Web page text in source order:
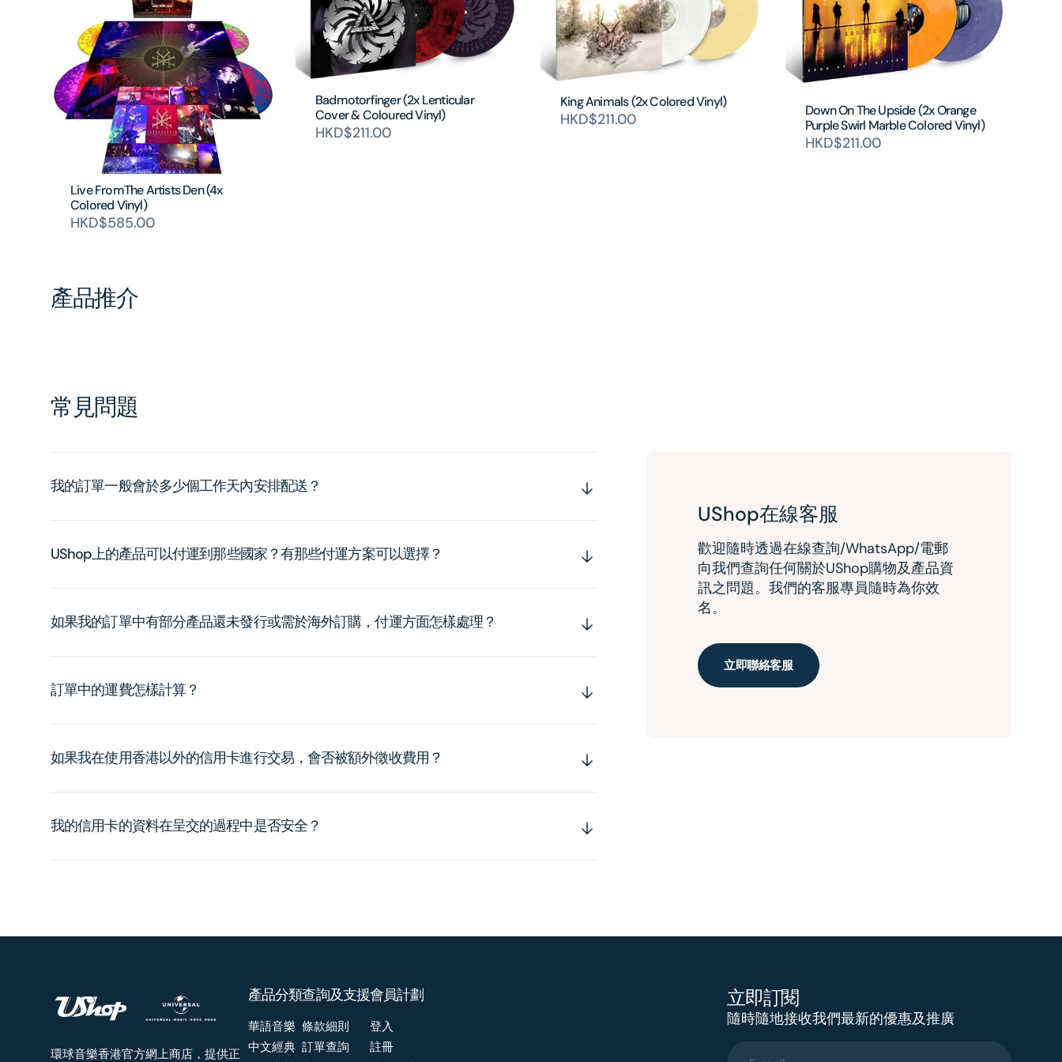
Live FromThe Artists Den (4x
Colored Vinyl)
HKD$585.00
Badmotorfinger (2x Lenticular
Cover & Coloured Vinyl)
HKD$211.00
King Animals (2x Colored Vinyl)
HKD$211.00
Down On The Upside (2x Orange
Purple Swirl Marble Colored Vinyl)
HKD$211.00
產品推介
常見問題
我的訂單一般會於多少個工作天內安排配送？
UShop上的產品可以付運到那些國家？有那些付運方案可以選擇？
如果我的訂單中有部分產品還未發行或需於海外訂購，付運方面怎樣處理？
訂單中的運費怎樣計算？
如果我在使用香港以外的信用卡進行交易，會否被額外徵收費用？
我的信用卡的資料在呈交的過程中是否安全？
UShop在線客服
歡迎隨時透過在線查詢/WhatsApp/電郵
向我們查詢任何關於UShop購物及產品資
訊之問題。我們的客服專員隨時為你效
名。
立即聯絡客服
環球音樂香港官方網上商店，提供正
產品分類
華語音樂
中文經典
查詢及支援
條款細則
訂單查詢
會員計劃
登入
註冊
立即訂閱
隨時隨地接收我們最新的優惠及推廣